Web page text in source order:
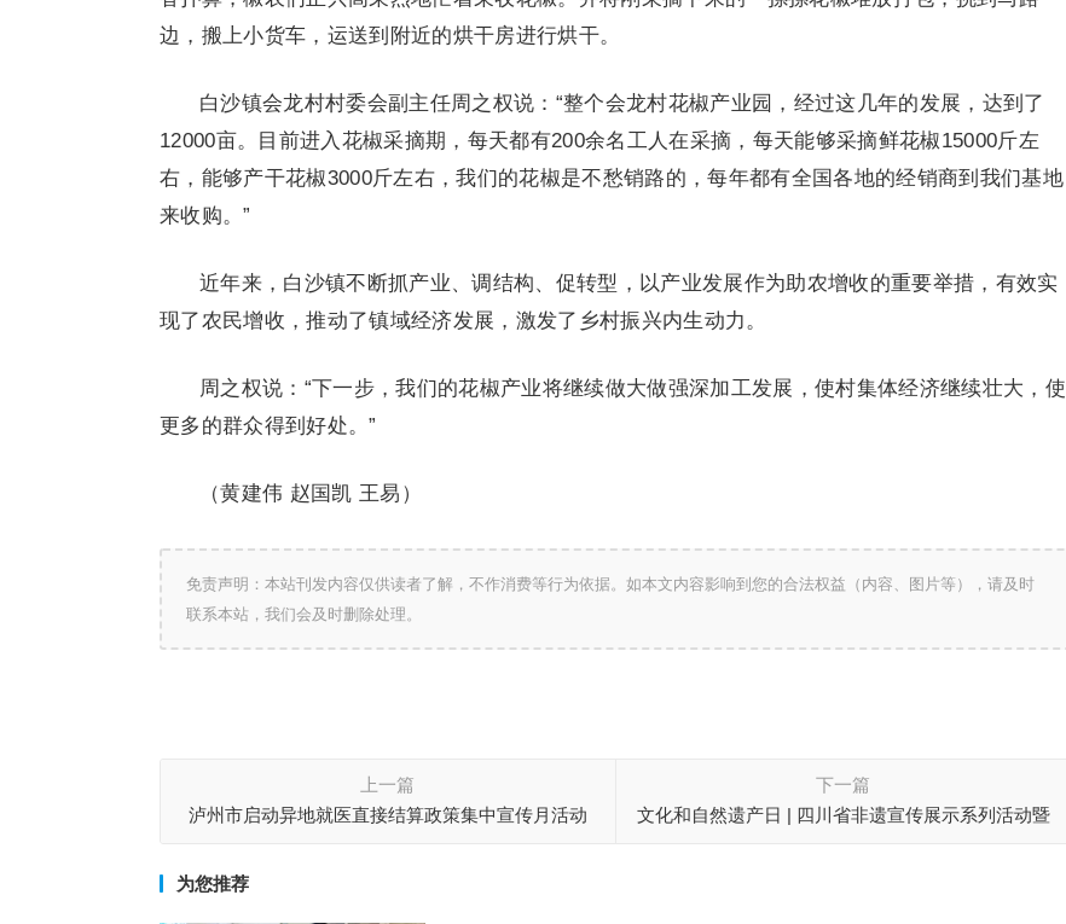
边，搬上小货车，运送到附近的烘干房进行烘干。
白沙镇会龙村村委会副主任周之权说：“整个会龙村花椒产业园，经过这几年的发展，达到了
12000亩。目前进入花椒采摘期，每天都有200余名工人在采摘，每天能够采摘鲜花椒15000斤左
右，能够产干花椒3000斤左右，我们的花椒是不愁销路的，每年都有全国各地的经销商到我们基地
来收购。”
近年来，白沙镇不断抓产业、调结构、促转型，以产业发展作为助农增收的重要举措，有效实
现了农民增收，推动了镇域经济发展，激发了乡村振兴内生动力。
周之权说：“下一步，我们的花椒产业将继续做大做强深加工发展，使村集体经济继续壮大，使
更多的群众得到好处。”
（黄建伟 赵国凯 王易）
免责声明：本站刊发内容仅供读者了解，不作消费等行为依据。如本文内容影响到您的合法权益（内容、图片等），请及时
联系本站，我们会及时删除处理。
上一篇
泸州市启动异地就医直接结算政策集中宣传月活动
下一篇
文化和自然遗产日 | 四川省非遗宣传展示系列活动暨
为您推荐